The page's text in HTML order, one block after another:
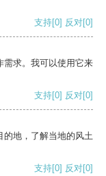
支持[0] 反对[0]
需求。我可以使用它来
支持[0] 反对[0]
的地，了解当地的风土
支持[0] 反对[0]